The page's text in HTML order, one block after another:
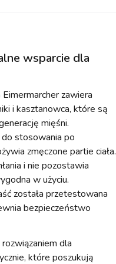
ZAKISZANIE
SZKODNIKÓW
NOWOŚCI KERBL
2022
wsparcie dla
zawiera
i kasztanowca, które są
mięśni.
do stosowania po
zmęczone partie ciała.
i nie pozostawia
w użyciu.
została przetestowana
bezpieczeństwo
dla
które poszukują